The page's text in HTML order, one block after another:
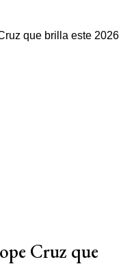
Cruz que